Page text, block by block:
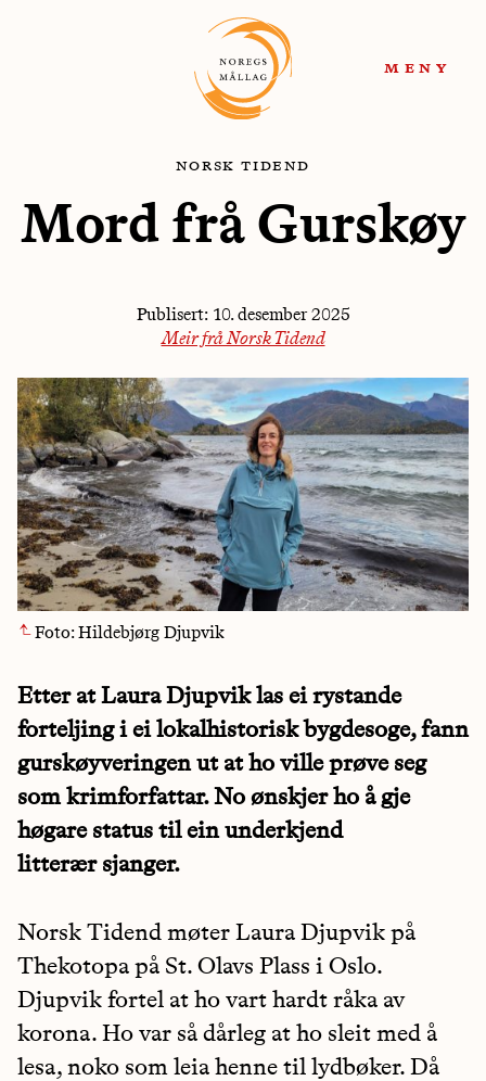
meny
norsk tidend
Mord frå Gurskøy
Publisert: 10. desember 2025
Meir frå Norsk Tidend
Foto: Hildebjørg Djupvik
Etter at Laura Djupvik las ei rystande
forteljing i ei lokalhistorisk bygdesoge, fann
gurskøyveringen ut at ho ville prøve seg
som krimforfattar. No ønskjer ho å gje
høgare status til ein underkjend
litterær sjanger.
Norsk Tidend møter Laura Djupvik på
Thekotopa på St. Olavs Plass i Oslo.
Djupvik fortel at ho vart hardt råka av
korona. Ho var så dårleg at ho sleit med å
lesa, noko som leia henne til lydbøker. Då